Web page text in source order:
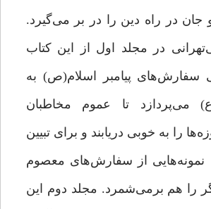
در راه دین را در بر می‌گیرد.
در مجلد اول از این کتاب
سفارش‌های پیامبر اسلام(ص) به
می‌پردازد تا عموم مخاطبان
را به ‌خوبی دریابند و برای تبیین
نمونه‌هایی از سفارش‌های معصوم
را هم برمی‌شمرد. مجلد دوم این